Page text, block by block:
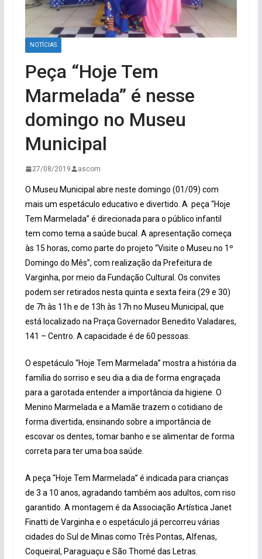
NOTÍCIAS
Peça “Hoje Tem
Marmelada” é nesse
domingo no Museu
Municipal
27/08/2019 ascom
O Museu Municipal abre neste domingo (01/09) com
mais um espetáculo educativo e divertido. A peça “Hoje
Tem Marmelada” é direcionada para o público infantil
tem como tema a saúde bucal. A apresentação começa
às 15 horas, como parte do projeto “Visite o Museu no 1º
Domingo do Mês”, com realização da Prefeitura de
Varginha, por meio da Fundação Cultural. Os convites
podem ser retirados nesta quinta e sexta feira (29 e 30)
de 7h às 11h e de 13h às 17h no Museu Municipal, que
está localizado na Praça Governador Benedito Valadares,
141 – Centro. A capacidade é de 60 pessoas.
O espetáculo “Hoje Tem Marmelada” mostra a história da
família do sorriso e seu dia a dia de forma engraçada
para a garotada entender a importância da higiene. O
Menino Marmelada e a Mamãe trazem o cotidiano de
forma divertida, ensinando sobre a importância de
escovar os dentes, tomar banho e se alimentar de forma
correta para ter uma boa saúde.
A peça “Hoje Tem Marmelada” é indicada para crianças
de 3 a 10 anos, agradando também aos adultos, com riso
garantido. A montagem é da Associação Artística Janet
Finatti de Varginha e o espetáculo já percorreu várias
cidades do Sul de Minas como Três Pontas, Alfenas,
Coqueiral, Paraguaçu e São Thomé das Letras.